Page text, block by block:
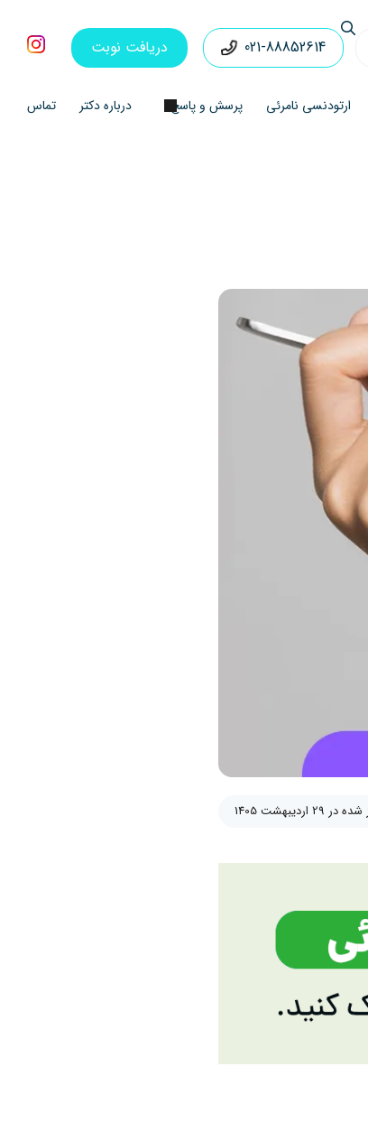
021-88852614 دریافت نوبت
ارتودنسی نامرئی پرسش و پاسخ درباره دکتر تماس
29 اردیبهشت 1405